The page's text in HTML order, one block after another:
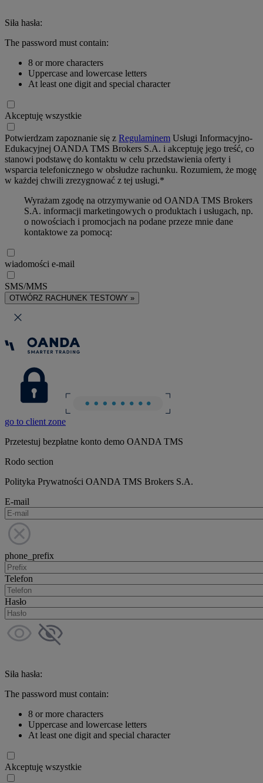
Siła hasła:
The password must contain:
8 or more characters
Uppercase and lowercase letters
At least one digit and special character
Akceptuję wszystkie
Potwierdzam zapoznanie się z Regulaminem Usługi Informacyjno-
Edukacyjnej OANDA TMS Brokers S.A. i akceptuję jego treść, co
stanowi podstawę do kontaktu w celu przedstawienia oferty i
wsparcia telefonicznego w obsłudze rachunku. Rozumiem, że mogę
w każdej chwili zrezygnować z tej usługi.*
Wyrażam zgodę na otrzymywanie od OANDA TMS Brokers
S.A. informacji marketingowych o produktach i usługach, np.
o nowościach i promocjach na podane przeze mnie dane
kontaktowe za pomocą:
wiadomości e-mail
SMS/MMS
OTWÓRZ RACHUNEK TESTOWY »
go to client zone
Przetestuj bezpłatne konto demo OANDA TMS
Rodo section
Polityka Prywatności OANDA TMS Brokers S.A.
E-mail
phone_prefix
Telefon
Hasło
Siła hasła:
The password must contain:
8 or more characters
Uppercase and lowercase letters
At least one digit and special character
Akceptuję wszystkie